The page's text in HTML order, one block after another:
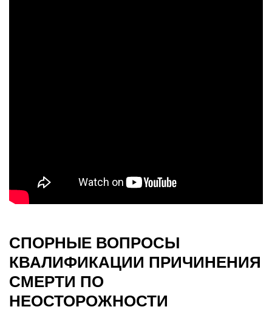
СПОРНЫЕ ВОПРОСЫ
КВАЛИФИКАЦИИ ПРИЧИНЕНИЯ
СМЕРТИ ПО
НЕОСТОРОЖНОСТИ